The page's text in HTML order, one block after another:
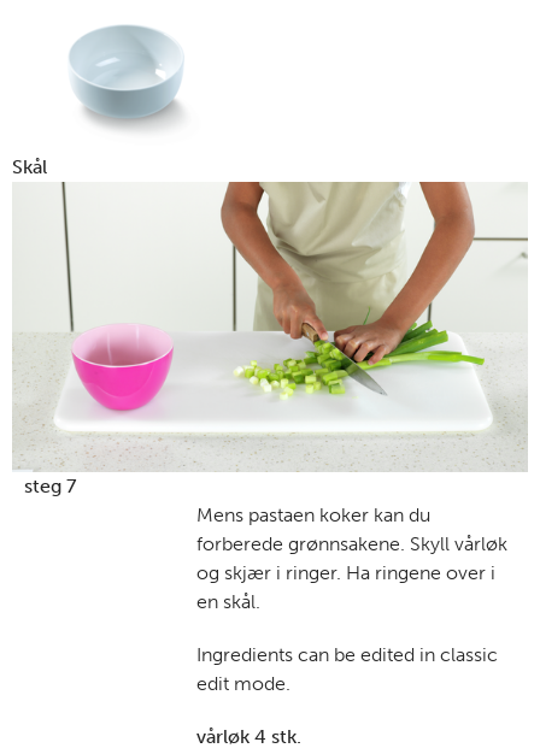
Skål
steg 7
Mens pastaen koker kan du
forberede grønnsakene. Skyll vårløk
og skjær i ringer. Ha ringene over i
en skål.
Ingredients can be edited in classic
edit mode.
vårløk 4 stk.